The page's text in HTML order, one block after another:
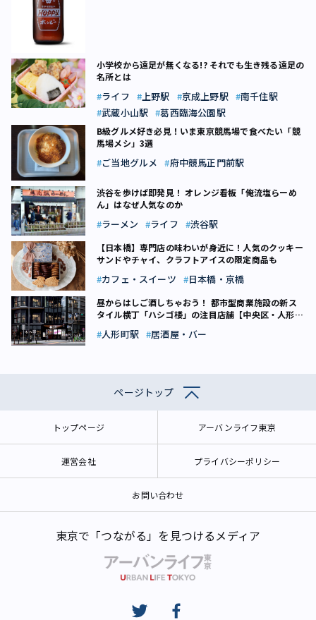
小学校から遠足が無くなる!? それでも生き残る遠足の
名所とは
ライフ 上野駅 京成上野駅
南千住駅
武蔵小山駅
葛西臨海公園駅
B級グルメ好き必見！いま東京競馬場で食べたい「競
馬場メシ」3選
ご当地グルメ 府中競馬正門前駅
渋谷を歩けば即発見！ オレンジ看板「俺流塩らーめ
ん」はなぜ人気なのか
ラーメン ライフ 渋谷駅
【日本橋】専門店の味わいが身近に！人気のクッキー
サンドやチャイ、クラフトアイスの限定商品も
カフェ・スイーツ 日本橋・京橋
昼からはしご酒しちゃおう！ 都市型商業施設の新ス
タイル横丁「ハシゴ楼」の注目店舗【中央区・人形
人形町駅 居酒屋・バー
ページトップ
トップページ アーバンライフ東京
運営会社 プライバシーポリシー
お問い合わせ
東京で「つながる」を見つけるメディア